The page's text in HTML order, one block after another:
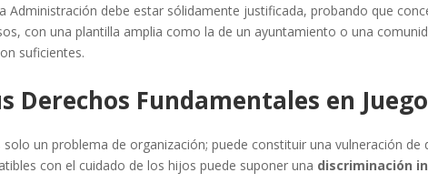
Administración debe estar sólidamente justificada, probando que
con una plantilla amplia como la de un ayuntamiento o una
suficientes.
Derechos Fundamentales en Juego
un problema de organización; puede constituir una vulneración
con el cuidado de los hijos puede suponer una discriminación